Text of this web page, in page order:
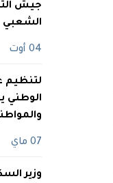
جيش
الشعبي
04 أوت
لتنظيم
الوطني
07 ماي
وزير